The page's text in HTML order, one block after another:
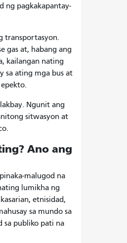
ng pagkakapantay-
transportasyon.
gas at, habang ang
kailangan nating
sa ating mga bus at
Ngunit ang
sitwasyon at
Ano ang
malugod na
lumikha ng
etnisidad,
sa mundo sa
sa publiko pati na